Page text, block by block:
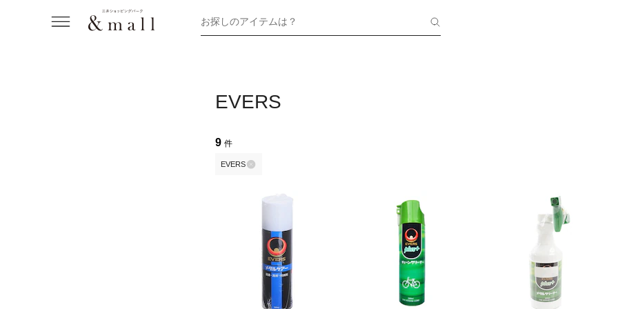
お探しのアイテムは？
EVERS
9 件
EVERS